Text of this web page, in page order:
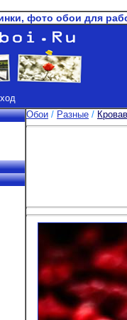
фото обои для
Обои / Разные /